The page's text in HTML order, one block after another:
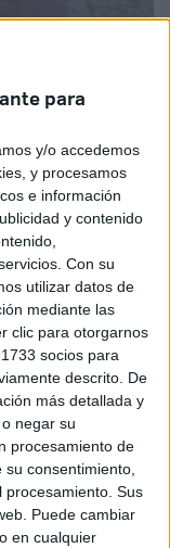
para
y/o accedemos
y procesamos
e información
y contenido
Con su
utilizar datos de
mediante las
clic para otorgarnos
socios para
descrito. De
más detallada y
negar su
procesamiento de
consentimiento,
procesamiento. Sus
Puede cambiar
en cualquier
Profesional
a los distintos
de
y el resto de
Los tests
antes del
para el 10 de
de junio en su
a las
en plena
de la COVID-
de todos